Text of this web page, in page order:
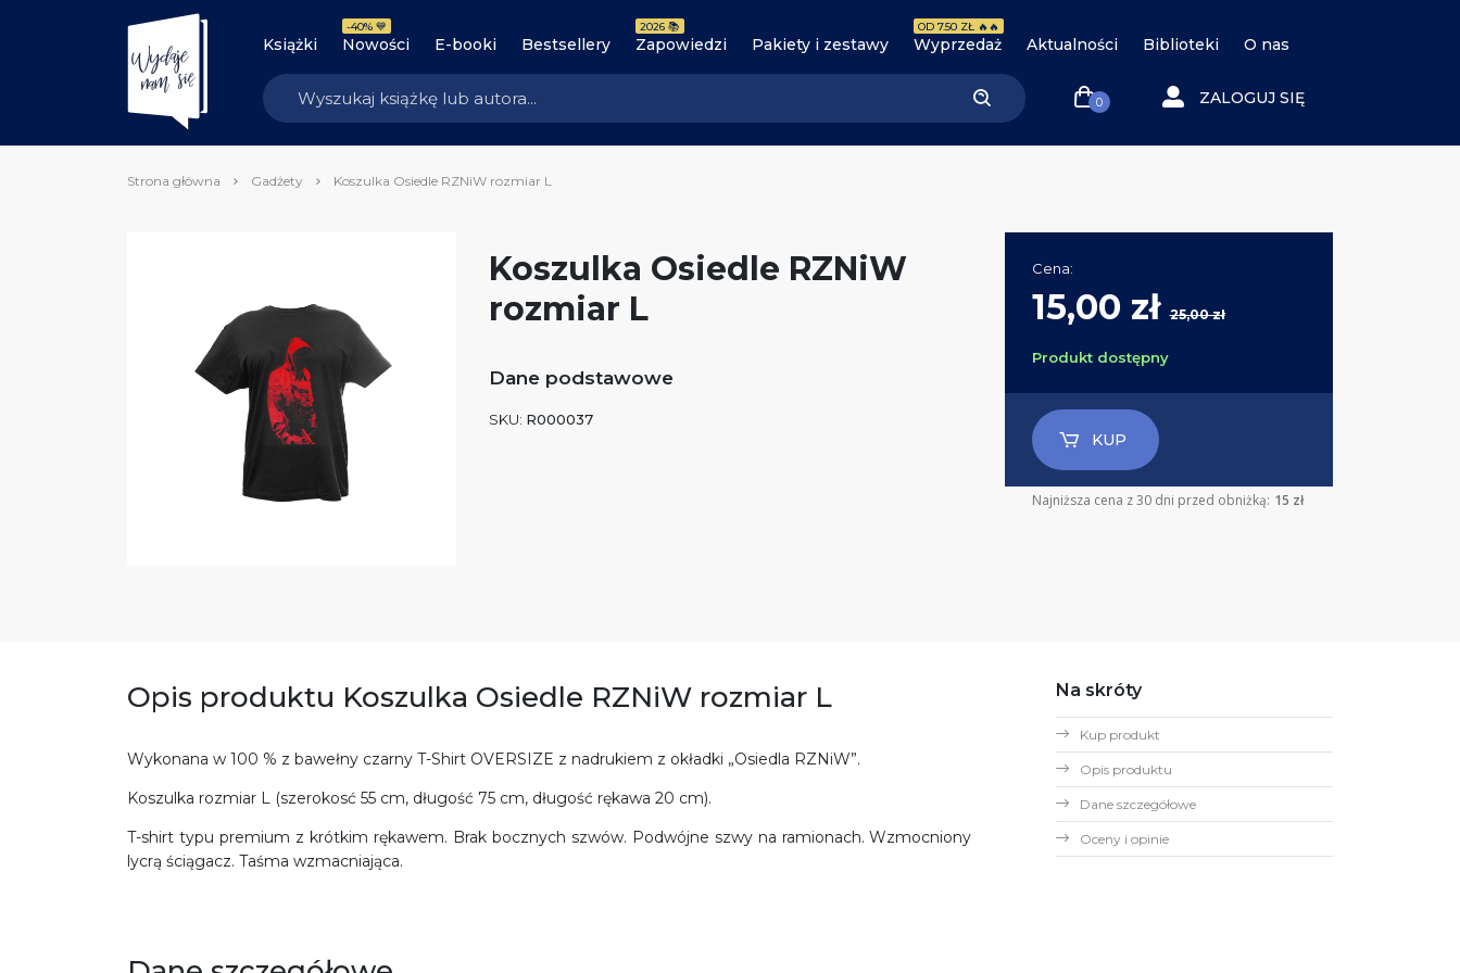
Książki Nowości
-40% 💙
E-booki Bestsellery Zapowiedzi
2026 📚
Pakiety i zestawy Wyprzedaż
OD 7.50 ZŁ 🔥🔥
Aktualności Biblioteki O nas
0 ZALOGUJ SIĘ
Strona główna Gadżety Koszulka Osiedle RZNiW rozmiar L
Koszulka Osiedle RZNiW
rozmiar L
Dane podstawowe
SKU: R000037
Cena:
15,00 zł25,00 zł
Produkt dostępny
KUP
Najniższa cena z 30 dni przed obniżką: 15 zł
Opis produktu Koszulka Osiedle RZNiW rozmiar L
Wykonana w 100 % z bawełny czarny T-Shirt OVERSIZE z nadrukiem z okładki „Osiedla RZNiW”.
Koszulka rozmiar L (szerokosć 55 cm, długość 75 cm, długość rękawa 20 cm).
T-shirt typu premium z krótkim rękawem. Brak bocznych szwów. Podwójne szwy na ramionach. Wzmocniony
lycrą ściągacz. Taśma wzmacniająca.
Na skróty
Kup produkt
Opis produktu
Dane szczegółowe
Oceny i opinie